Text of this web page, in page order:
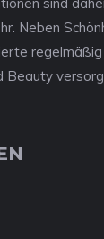
Neben
Beauty